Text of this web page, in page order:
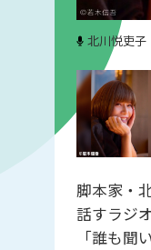
北川悦吏子
脚本家・
話すラジ
「誰も聞